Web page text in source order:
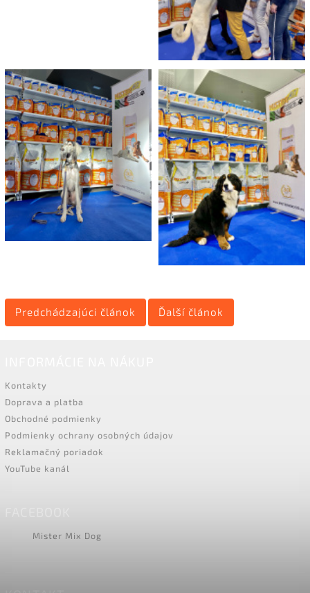
Predchádzajúci článok Ďalší článok
Kontakty
Doprava a platba
Obchodné podmienky
Podmienky ochrany osobných údajov
Reklamačný poriadok
YouTube kanál
Mister Mix Dog